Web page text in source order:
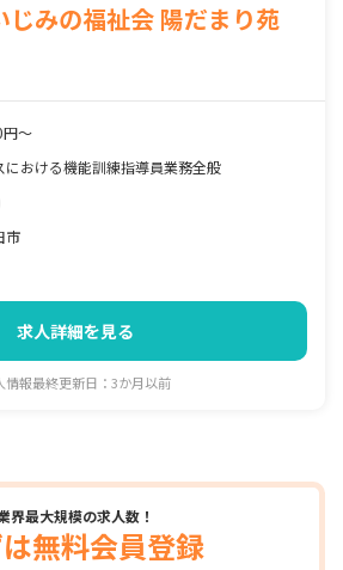
じみの福祉会 陽だまり苑
～
における機能訓練指導員業務全般
市
求人詳細を見る
情報最終更新日：3か月以前
界最大規模の求人数！
無料会員登録